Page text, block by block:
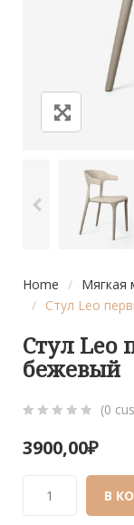
Home / Мягкая
/ Стул Leo
Стул Leo
бежевый
out
based
(0
3900,00₽
В